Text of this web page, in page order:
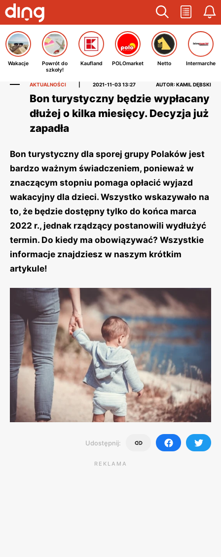
Wakacje
Powrót do
szkoły!
Kaufland POLOmarket Netto Intermarche
AKTUALNOŚCI 2021-11-03 13:27 AUTOR: KAMIL DĘBSKI
Bon turystyczny będzie wypłacany
dłużej o kilka miesięcy. Decyzja już
zapadła
Bon turystyczny dla sporej grupy Polaków jest
bardzo ważnym świadczeniem, ponieważ w
znaczącym stopniu pomaga opłacić wyjazd
wakacyjny dla dzieci. Wszystko wskazywało na
to, że będzie dostępny tylko do końca marca
2022 r., jednak rządzący postanowili wydłużyć
termin. Do kiedy ma obowiązywać? Wszystkie
informacje znajdziesz w naszym krótkim
artykule!
Udostępnij:
REKLAMA